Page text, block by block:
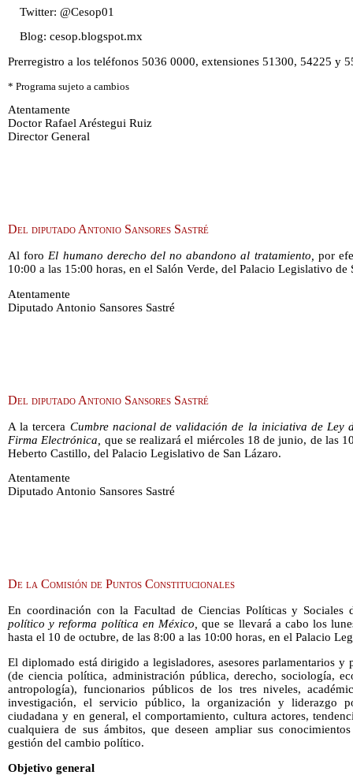
Twitter: @Cesop01
Blog: cesop.blogspot.mx
Prerregistro a los teléfonos 5036 0000, extensiones 51300, 54225 y
* Programa sujeto a cambios
Atentamente
Doctor Rafael Aréstegui Ruiz
Director General
Del diputado Antonio Sansores Sastré
Al foro El humano derecho del no abandono al tratamiento,
por
10:00 a las 15:00 horas, en el Salón Verde, del Palacio Legislativo de
Atentamente
Diputado Antonio Sansores Sastré
Del diputado Antonio Sansores Sastré
A la tercera Cumbre nacional de validación de la iniciativa de Ley
Firma Electrónica,
que se realizará el miércoles 18 de junio, de las
Heberto Castillo, del Palacio Legislativo de San Lázaro.
Atentamente
Diputado Antonio Sansores Sastré
De la Comisión de Puntos Constitucionales
En coordinación con la Facultad de Ciencias Políticas y
político y reforma política en México,que se llevará a cabo los
hasta el 10 de octubre, de las 8:00 a las 10:00 horas, en el Palacio
El diplomado está dirigido a legisladores, asesores parlamentarios y
(de ciencia política, administración pública, derecho, sociología,
antropología), funcionarios públicos de los tres niveles,
investigación, el servicio público, la organización y liderazgo
ciudadana y en general, el comportamiento, cultura actores,
cualquiera de sus ámbitos, que deseen ampliar sus
gestión del cambio político.
Objetivo general